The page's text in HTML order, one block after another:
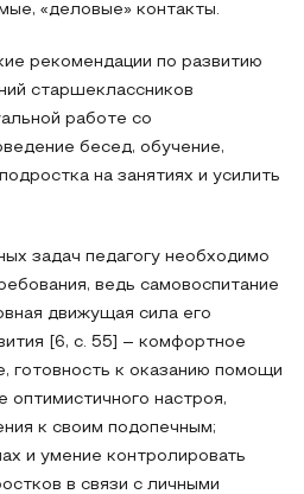
«деловые» контакты.
рекомендации по развитию
старшеклассников
работе со
бесед, обучение,
на занятиях и усилить
задач педагогу необходимо
ведь самовоспитание
движущая сила его
[6, с. 55] – комфортное
готовность к оказанию помощи
настроя,
к своим подопечным;
и умение контролировать
в связи с личными